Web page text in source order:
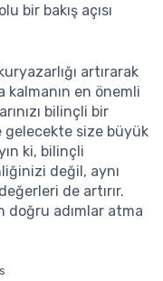
bir bakış açısı
artırarak
en önemli
bilinçli bir
gelecekte size büyük
ki, bilinçli
değil, aynı
de artırır.
doğru adımlar atma